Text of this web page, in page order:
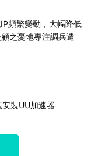
頻繁變動，大幅降低
之憂地專注調兵遣
裝UU加速器